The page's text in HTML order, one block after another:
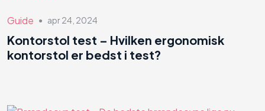
Guide ● apr 24, 2024
Kontorstol test – Hvilken ergonomisk
kontorstol er bedst i test?